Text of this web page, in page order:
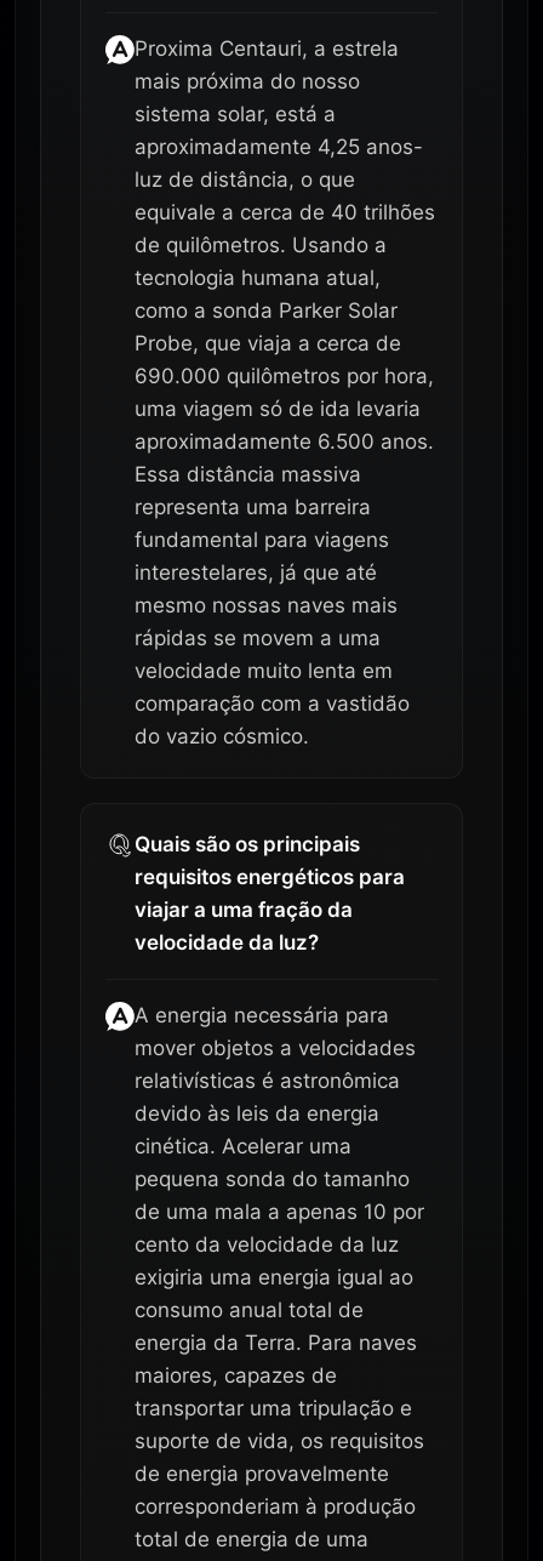
Proxima Centauri, a estrela
mais próxima do nosso
sistema solar, está a
aproximadamente 4,25 anos-
luz de distância, o que
equivale a cerca de 40 trilhões
de quilômetros. Usando a
tecnologia humana atual,
como a sonda Parker Solar
Probe, que viaja a cerca de
690.000 quilômetros por hora,
uma viagem só de ida levaria
aproximadamente 6.500 anos.
Essa distância massiva
representa uma barreira
fundamental para viagens
interestelares, já que até
mesmo nossas naves mais
rápidas se movem a uma
velocidade muito lenta em
comparação com a vastidão
do vazio cósmico.
Quais são os principais
requisitos energéticos para
viajar a uma fração da
velocidade da luz?
A energia necessária para
mover objetos a velocidades
relativísticas é astronômica
devido às leis da energia
cinética. Acelerar uma
pequena sonda do tamanho
de uma mala a apenas 10 por
cento da velocidade da luz
exigiria uma energia igual ao
consumo anual total de
energia da Terra. Para naves
maiores, capazes de
transportar uma tripulação e
suporte de vida, os requisitos
de energia provavelmente
corresponderiam à produção
total de energia de uma